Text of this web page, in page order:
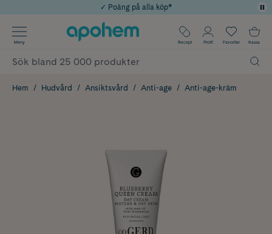
Årets Butik 2025 inom Skönhet
Använd kod: SOMMAR20 för 20% över 649kr
✓ Rådgivning från farmaceuter & hudterapeuter
✓ Poäng på alla köp*
Meny Recept Profil Favoriter Kassa
Hem Hudvård Ansiktsvård Anti-age Anti-age-kräm